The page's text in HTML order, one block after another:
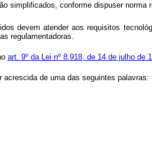
simplificados, conforme dispuser norma
devem atender aos requisitos
regulamentadoras.
art. 9º da Lei nº 8.918, de 14 de julho de
de uma das seguintes palavras: